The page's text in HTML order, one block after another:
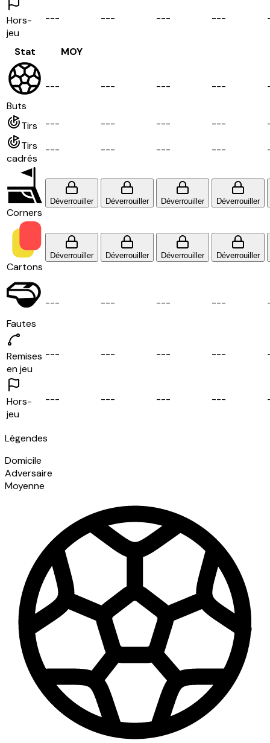
Hors-
jeu
--- --- --- ---
Stat MOY
Buts
--- --- --- ---
Tirs --- --- --- ---
Tirs
cadrés
--- --- --- ---
Corners
Déverrouiller Déverrouiller Déverrouiller Déverrouiller
Cartons
Déverrouiller Déverrouiller Déverrouiller Déverrouiller
Fautes
--- --- --- ---
Remises
en jeu
--- --- --- ---
Hors-
jeu
--- --- --- ---
Légendes
Domicile
Adversaire
Moyenne